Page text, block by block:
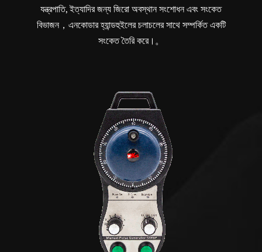
যন্ত্রপাতি, ইত্যাদির জন্য জিরো অবস্থান সংশোধন এবং সংকেত
বিভাজন，এনকোডার হ্যান্ডহুইলের চলাচলের সাথে সম্পর্কিত একটি
সংকেত তৈরি করে।。